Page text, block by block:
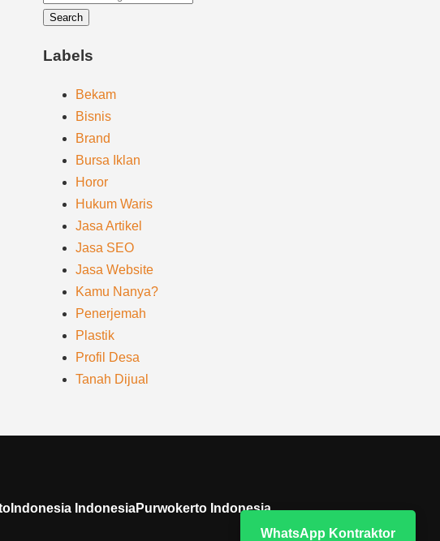
Labels
Bekam
Bisnis
Brand
Bursa Iklan
Horor
Hukum Waris
Jasa Artikel
Jasa SEO
Jasa Website
Kamu Nanya?
Penerjemah
Plastik
Profil Desa
Tanah Dijual
WhatsApp Kontraktor
IndonesiaPurwokerto Indonesia